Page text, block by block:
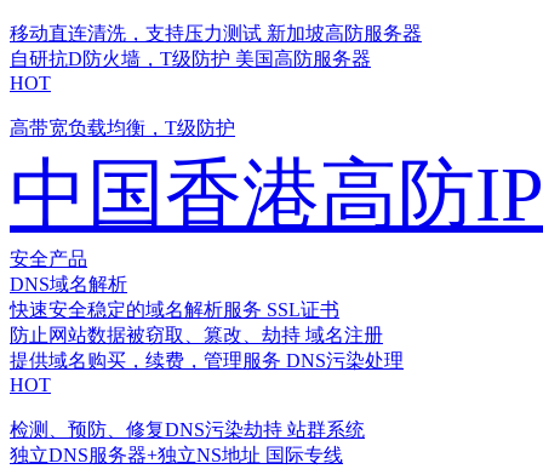
移动直连清洗，支持压力测试 新加坡高防服务器
自研抗D防火墙，T级防护 美国高防服务器
HOT
高带宽负载均衡，T级防护
中国香港高防IP
安全产品
DNS域名解析
快速安全稳定的域名解析服务 SSL证书
防止网站数据被窃取、篡改、劫持 域名注册
提供域名购买，续费，管理服务 DNS污染处理
HOT
检测、预防、修复DNS污染劫持 站群系统
独立DNS服务器+独立NS地址 国际专线